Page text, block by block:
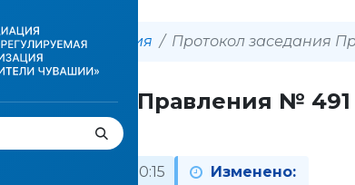
Правления Протокол заседания
Правления № 491
27.05.2025 - 10:15 Изменено: